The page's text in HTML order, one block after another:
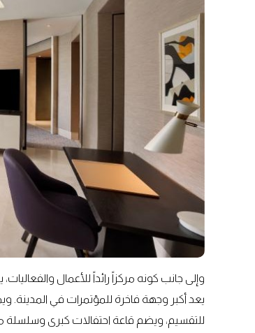
وإلى جانب كونه مركزاً رائداً للأعمال
للتقسيم، ويضم قاعة احتفالات كبرى وسلسلة